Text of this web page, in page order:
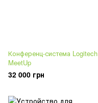
Конференц-система Logitech
MeetUp
32 000 грн